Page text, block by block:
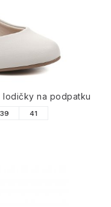
na podpatku
39 41